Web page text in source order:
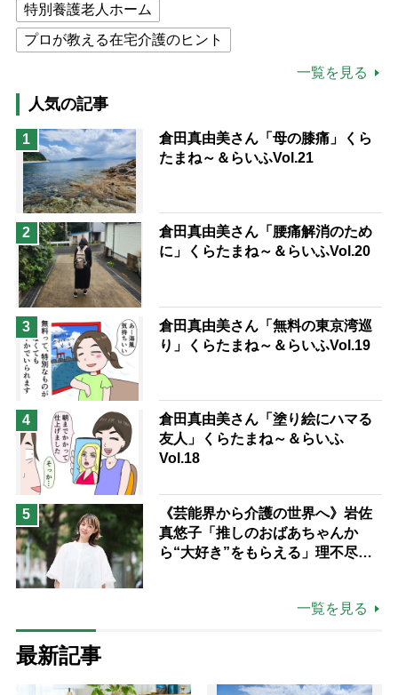
特別養護老人ホーム
プロが教える在宅介護のヒント
高木ブー
ケアマネジャー
猫が母になつきません
息子の遠距離介護サバイバル術
兄がボケました
予防法
一覧を見る
人気の記事
1
倉田真由美さん「母の膝痛」くら
たまね～＆らいふVol.21
2
倉田真由美さん「腰痛解消のため
に」くらたまね～＆らいふVol.20
3
倉田真由美さん「無料の東京湾巡
り」くらたまね～＆らいふVol.19
4
倉田真由美さん「塗り絵にハマる
友人」くらたまね～＆らいふ
Vol.18
5
《芸能界から介護の世界へ》岩佐
真悠子「推しのおばあちゃんか
ら“大好き”をもらえる」理不尽さ
一覧を見る
最新記事